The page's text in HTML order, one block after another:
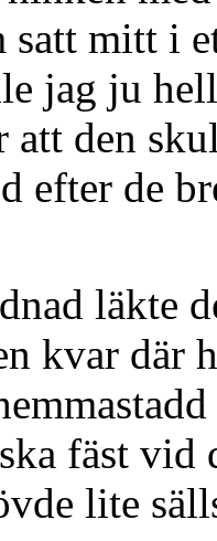
satt mitt i
jag ju
att den
efter de
läkte
kvar där
fäst vid
lite